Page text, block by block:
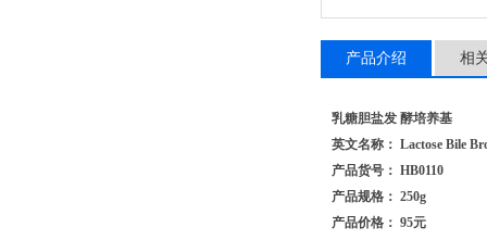
产品介绍 相
乳糖胆盐发 酵培养基
英文名称： Lactose Bile
产品货号： HB0110
产品规格： 250g
产品价格： 95元